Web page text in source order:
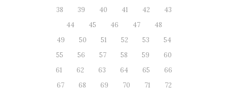
38
39 40 41 42
43
44
45 46 47
48
49
50 51 52 53
54
55
56 57 58 59
60
61
62 63 64 65
66
67
68 69 70 71
72